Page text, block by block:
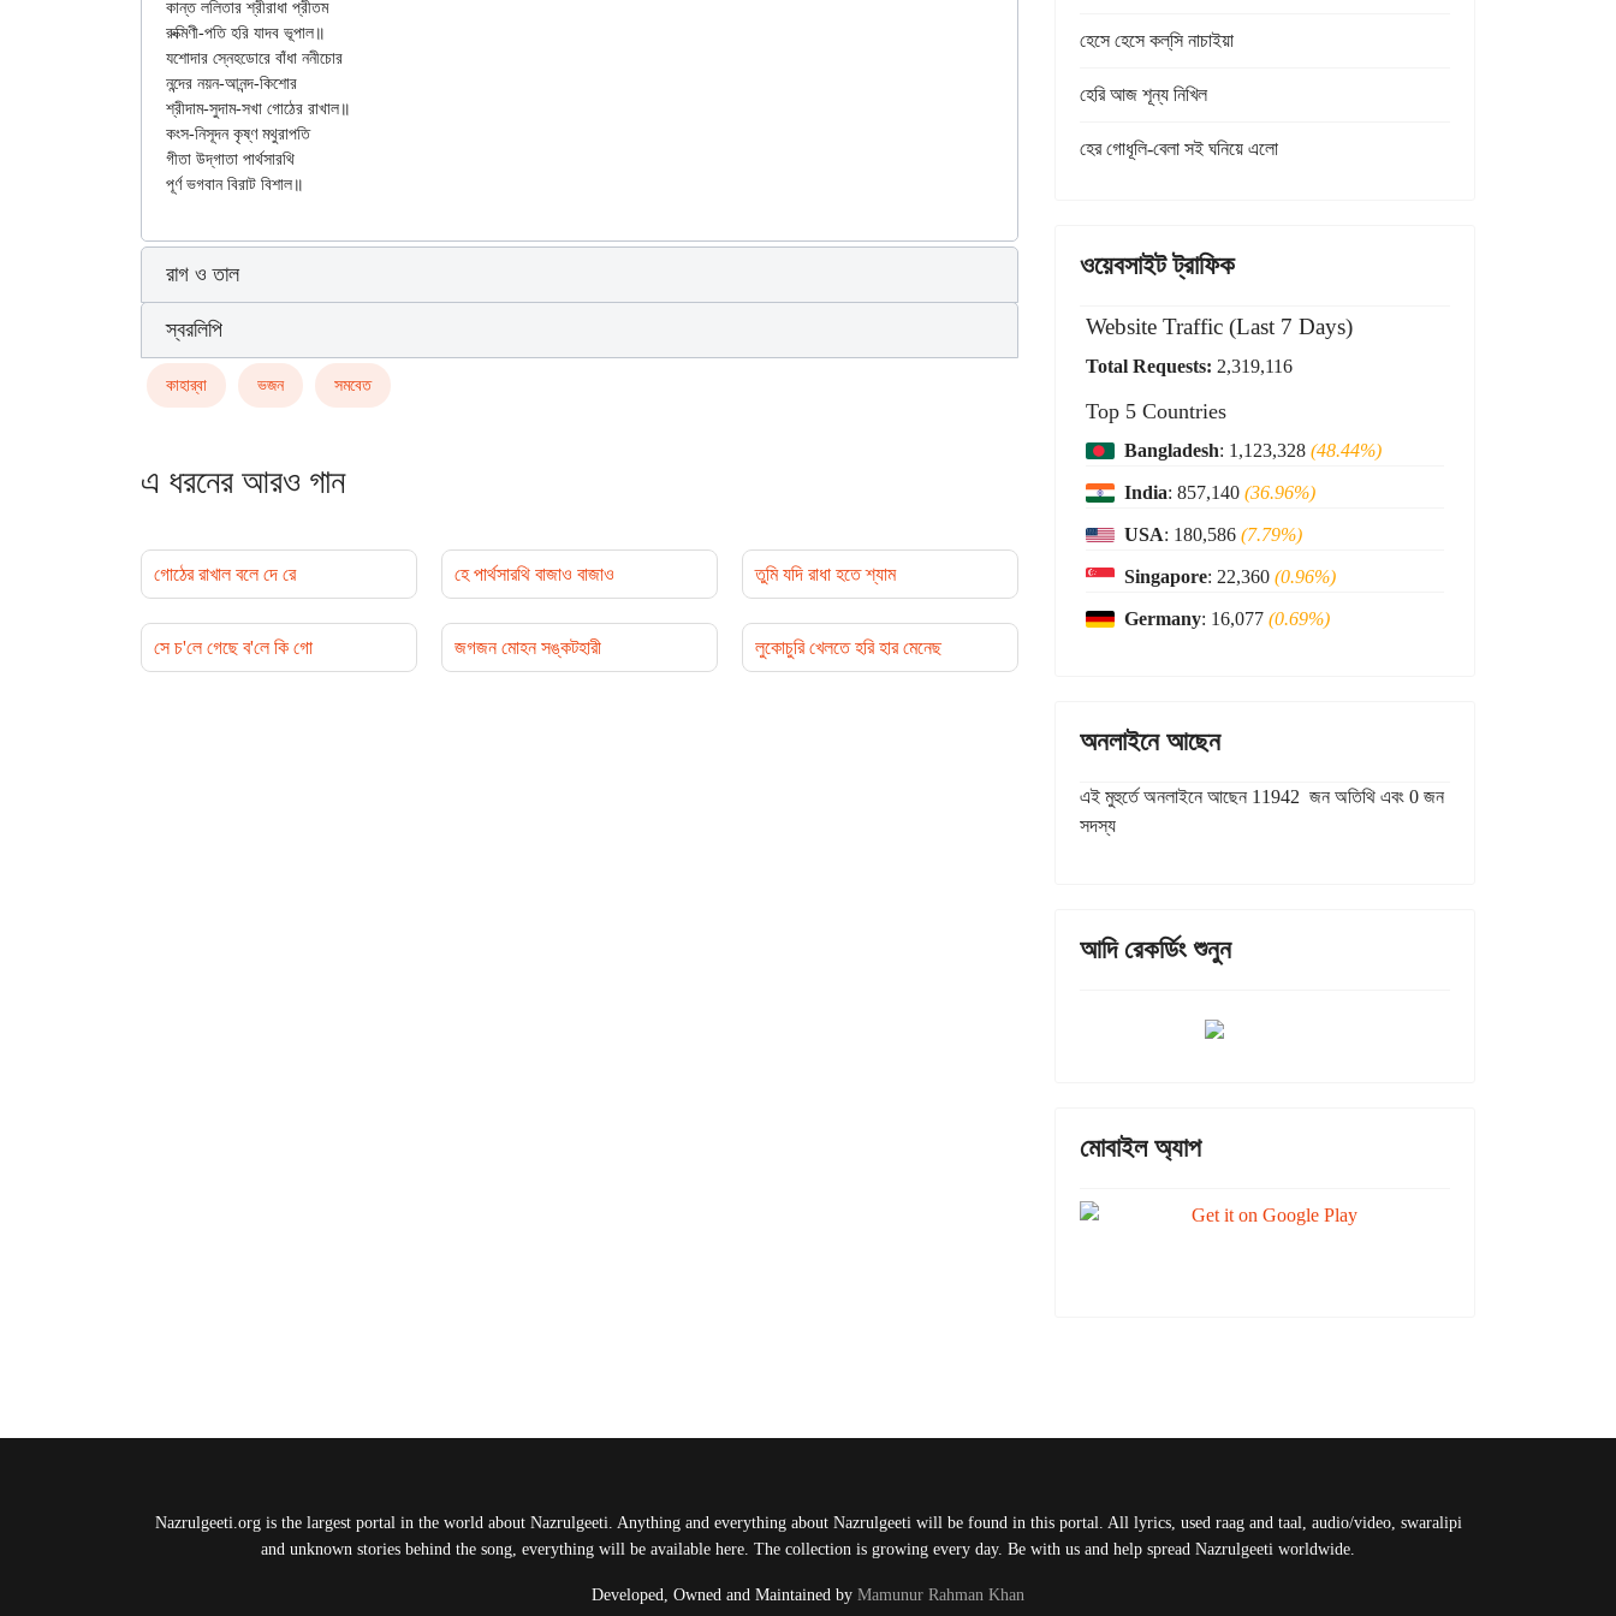
কান্ত ললিতার শ্রীরাধা প্রীতম
রুক্মিণী-পতি হরি যাদব ভূপাল॥
যশোদার স্নেহডোরে বাঁধা ননীচোর
নন্দের নয়ন-আনন্দ-কিশোর
শ্রীদাম-সুদাম-সখা গোঠের রাখাল॥
কংস-নিসূদন কৃষ্ণ মথুরাপতি
গীতা উদ্‌গাতা পার্থসারথি
রাগ ও তাল
স্বরলিপি
কাহার্‌বা ভজন সমবেত
এ ধরনের আরও গান
গোঠের রাখাল বলে দে রে হে পার্থসারথি বাজাও বাজাও তুমি যদি রাধা হতে শ্যাম
সে চ'লে গেছে ব'লে কি গো জগজন মোহন সঙ্কটহারী লুকোচুরি খেলতে হরি হার মেনেছ
হেসে হেসে কল্‌সি নাচাইয়া
হেরি আজ শূন্য নিখিল
হের গোধূলি-বেলা সই ঘনিয়ে এলো
ওয়েবসাইট ট্রাফিক
Website Traffic (Last 7 Days)
Total Requests: 2,319,116
Top 5 Countries
Bangladesh: 1,123,328 (48.44%)
India: 857,140 (36.96%)
USA: 180,586 (7.79%)
Singapore: 22,360 (0.96%)
Germany: 16,077 (0.69%)
অনলাইনে আছেন
এই মুহুর্তে অনলাইনে আছেন 11942 জন অতিথি এবং 0 জন
সদস্য
আদি রেকর্ডিং শুনুন
মোবাইল অ্যাপ
Nazrulgeeti.org is the largest portal in the world about Nazrulgeeti. Anything and everything about Nazrulgeeti will be found in this portal. All lyrics, used raag and taal, audio/video, swaralipi
and unknown stories behind the song, everything will be available here. The collection is growing every day. Be with us and help spread Nazrulgeeti worldwide.
Developed, Owned and Maintained by Mamunur Rahman Khan